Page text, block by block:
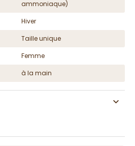
ammoniaque)
Hiver
Taille unique
Femme
à la main